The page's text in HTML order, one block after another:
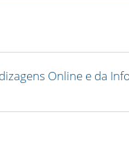
Online e da